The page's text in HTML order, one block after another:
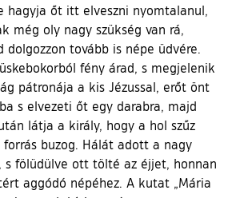
hagyja őt itt elveszni nyomtalanul,
még oly nagy szükség van rá,
dolgozzon tovább is népe üdvére.
fény árad, s megjelenik
pátronája a kis Jézussal, erőt önt
s elvezeti őt egy darabra, majd
látja a király, hogy a hol szűz
buzog. Hálát adott a nagy
s fölüdülve ott tölté az éjjet, honnan
aggódó népéhez. A kutat „Mária